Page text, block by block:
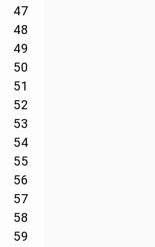
47
48
49
50
51
52
53
54
55
56
57
58
59